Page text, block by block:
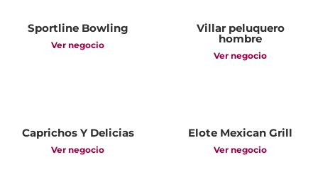
Sportline Bowling
Ver negocio
Villar peluquero
hombre
Ver negocio
Caprichos Y Delicias
Ver negocio
Elote Mexican Grill
Ver negocio